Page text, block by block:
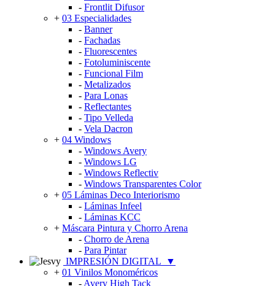
- Frontlit Difusor
+ 03 Especialidades
- Banner
- Fachadas
- Fluorescentes
- Fotoluminiscente
- Funcional Film
- Metalizados
- Para Lonas
- Reflectantes
- Tipo Velleda
- Vela Dacron
+ 04 Windows
- Windows Avery
- Windows LG
- Windows Reflectiv
- Windows Transparentes Color
+ 05 Láminas Deco Interiorismo
- Láminas Infeel
- Láminas KCC
+ Máscara Pintura y Chorro Arena
- Chorro de Arena
- Para Pintar
IMPRESIÓN DIGITAL
▼
+ 01 Vinilos Monoméricos
- Avery High Tack